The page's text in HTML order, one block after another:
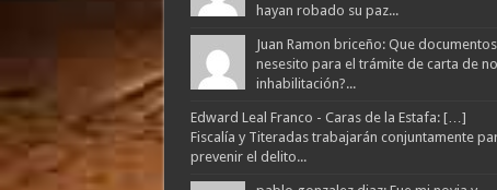
hayan robado su paz...
Juan Ramon briceño: Que documentos
nesesito para el trámite de carta de no
inhabilitación?...
Edward Leal Franco - Caras de la Estafa: […]
Fiscalía y Titeradas trabajarán conjuntamente
prevenir el delito...